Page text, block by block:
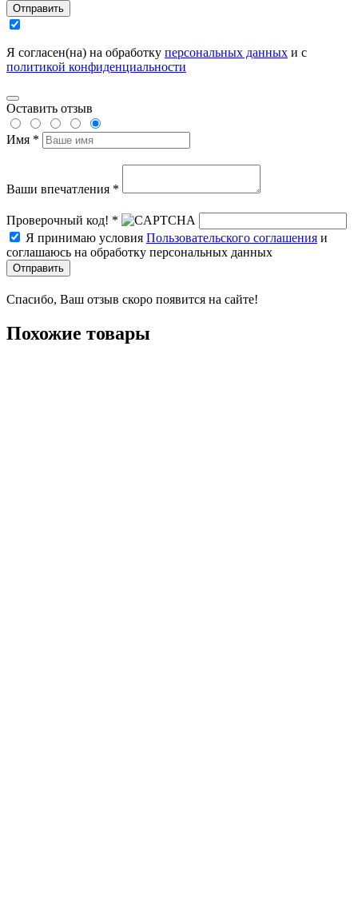
Отправить
Я согласен(на) на обработку персональных данных и с
политикой конфиденциальности
Оставить отзыв
Имя *
Ваши впечатления *
Проверочный код! *
Я принимаю условия Пользовательского соглашения и
соглашаюсь на обработку персональных данных
Отправить
Спасибо, Ваш отзыв скоро появится на сайте!
Похожие товары